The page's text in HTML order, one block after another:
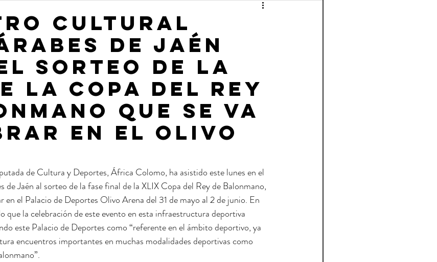
Cultural
de Jaén
sorteo de la
la Copa del Rey
que se va
en el Olivo
de Cultura y Deportes, África Colomo, ha asistido este lunes en el
Jaén al sorteo de la fase final de la XLIX Copa del Rey de Balonmano,
en el Palacio de Deportes Olivo Arena del 31 de mayo al 2 de junio. En
que la celebración de este evento en esta infraestructura deportiva
este Palacio de Deportes como “referente en el ámbito deportivo, ya
encuentros importantes en muchas modalidades deportivas como